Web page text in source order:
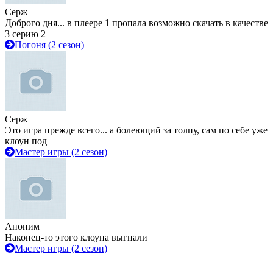
Серж
Доброго дня... в плеере 1 пропала возможно скачать в качестве
3 серию 2
Погоня (2 сезон)
Серж
Это игра прежде всего... а болеющий за толпу, сам по себе уже
клоун под
Мастер игры (2 сезон)
Аноним
Наконец-то этого клоуна выгнали
Мастер игры (2 сезон)